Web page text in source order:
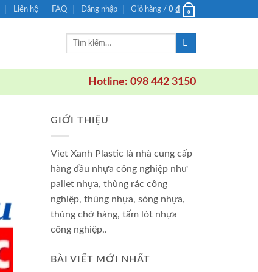
Liên hệ FAQ Đăng nhập Giỏ hàng / 0 ₫ 0
Tìm
Hotline: 098 442 3150
GIỚI THIỆU
Viet Xanh Plastic là nhà cung cấp
hàng đầu nhựa công nghiệp như
pallet nhựa, thùng rác công
nghiệp, thùng nhựa, sóng nhựa,
thùng chở hàng, tấm lót nhựa
công nghiệp..
BÀI VIẾT MỚI NHẤT